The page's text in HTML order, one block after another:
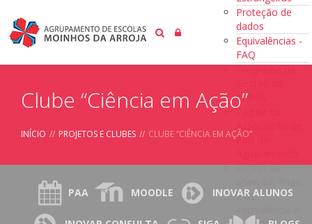
Proteção de
dados
Equivalências -
FAQ
Programa de
Alunos
Página da
Pais do
Provas de
e de
Clube “Ciência em Ação”
INÍCIO // PROJETOS E CLUBES // CLUBE “CIÊNCIA EM AÇÃO”
PAA MOODLE INOVAR ALUNOS